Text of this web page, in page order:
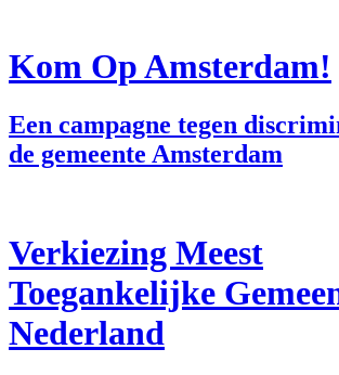
Kom Op Amsterdam!
Een campagne tegen
de gemeente Amsterdam
Verkiezing Meest
Toegankelijke
Nederland